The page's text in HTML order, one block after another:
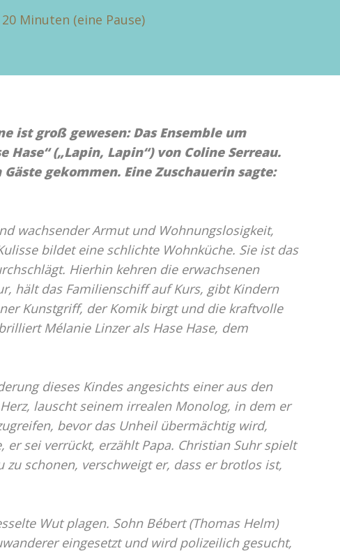
Minuten (eine Pause)
ist groß gewesen: Das Ensemble um
(„Lapin, Lapin“) von Coline Serreau.
gekommen. Eine Zuschauerin sagte:
wachsender Armut und Wohnungslosigkeit,
bildet eine schlichte Wohnküche. Sie ist das
Hierhin kehren die erwachsenen
hält das Familienschiff auf Kurs, gibt Kindern
Kunstgriff, der Komik birgt und die kraftvolle
Mélanie Linzer als Hase Hase, dem
dieses Kindes angesichts einer aus den
lauscht seinem irrealen Monolog, in dem er
bevor das Unheil übermächtig wird,
sei verrückt, erzählt Papa. Christian Suhr spielt
schonen, verschweigt er, dass er brotlos ist,
Wut plagen. Sohn Bébert (Thomas Helm)
eingesetzt und wird polizeilich gesucht,